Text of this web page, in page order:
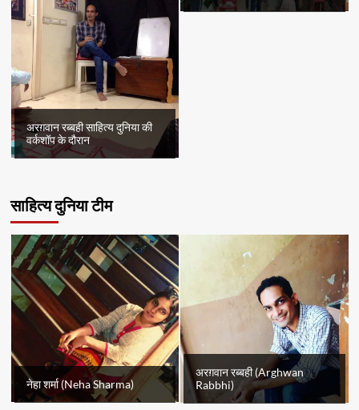
अरग़वान रब्बही साहित्य दुनिया की
वर्कशॉप के दौरान
साहित्य दुनिया टीम
नेहा शर्मा (Neha Sharma)
अरग़वान रब्बही (Arghwan
Rabbhi)